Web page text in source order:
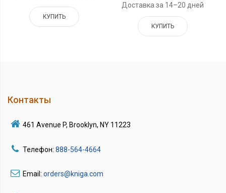
КУПИТЬ
Доставка за 14–20 дней
КУПИТЬ
Контакты
461 Avenue P, Brooklyn, NY 11223
Телефон: 888-564-4664
Email: orders@kniga.com